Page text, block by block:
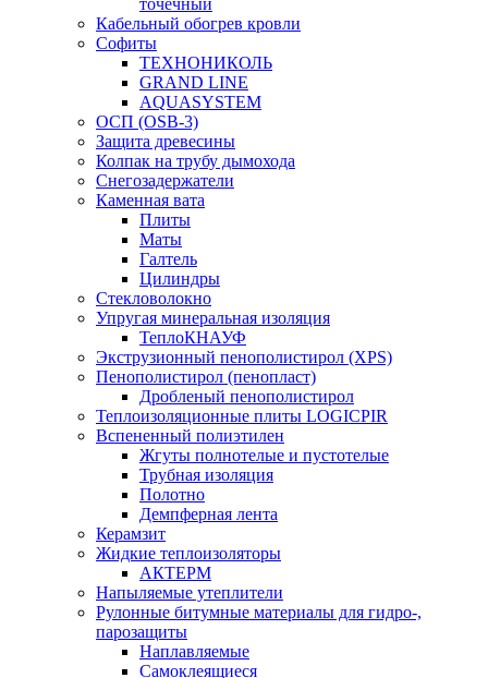
точечный
Кабельный обогрев кровли
Софиты
ТЕХНОНИКОЛЬ
GRAND LINE
AQUASYSTEM
ОСП (OSB-3)
Защита древесины
Колпак на трубу дымохода
Снегозадержатели
Каменная вата
Плиты
Маты
Галтель
Цилиндры
Стекловолокно
Упругая минеральная изоляция
ТеплоКНАУФ
Экструзионный пенополистирол (XPS)
Пенополистирол (пенопласт)
Дробленый пенополистирол
Теплоизоляционные плиты LOGICPIR
Вспененный полиэтилен
Жгуты полнотелые и пустотелые
Трубная изоляция
Полотно
Демпферная лента
Керамзит
Жидкие теплоизоляторы
АКТЕРМ
Напыляемые утеплители
Рулонные битумные материалы для гидро-,
парозащиты
Наплавляемые
Самоклеящиеся